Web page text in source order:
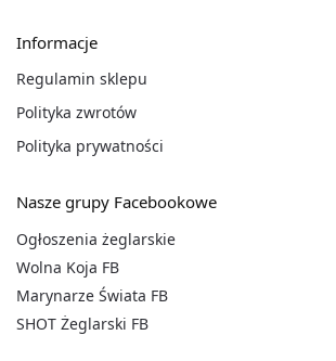
Informacje
Regulamin sklepu
Polityka zwrotów
Polityka prywatności
Nasze grupy Facebookowe
Ogłoszenia żeglarskie
Wolna Koja FB
Marynarze Świata FB
SHOT Żeglarski FB